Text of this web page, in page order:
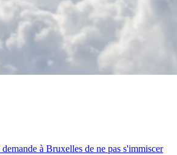
à Bruxelles de ne pas s'immiscer